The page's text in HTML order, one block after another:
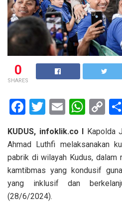
0
SHARES
F
ce
b
o
T
tt
er
E
ail
W
at
s
A
p
C
py
Li
n
k
KUDUS, infoklik.co I
Kapolda
Ahmad Luthfi melaksanakan
pabrik di wilayah Kudus, dalam
kamtibmas yang kondusif
yang inklusif dan
(28/6/2024).